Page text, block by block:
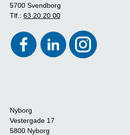
5700 Svendborg
Tlf.: 63 20 20 00
Nyborg
Vestergade 17
5800 Nyborg